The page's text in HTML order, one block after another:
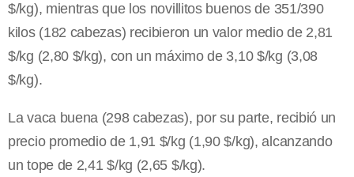
$/kg), mientras que los novillitos buenos de 351/390
kilos (182 cabezas) recibieron un valor medio de 2,81
$/kg (2,80 $/kg), con un máximo de 3,10 $/kg (3,08
$/kg).
La vaca buena (298 cabezas), por su parte, recibió un
precio promedio de 1,91 $/kg (1,90 $/kg), alcanzando
un tope de 2,41 $/kg (2,65 $/kg).